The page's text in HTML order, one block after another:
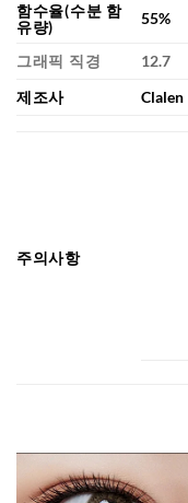
함수율(수분 함
유량)
55%
그래픽 직경
12.7
제조사
Clalen
주의사항